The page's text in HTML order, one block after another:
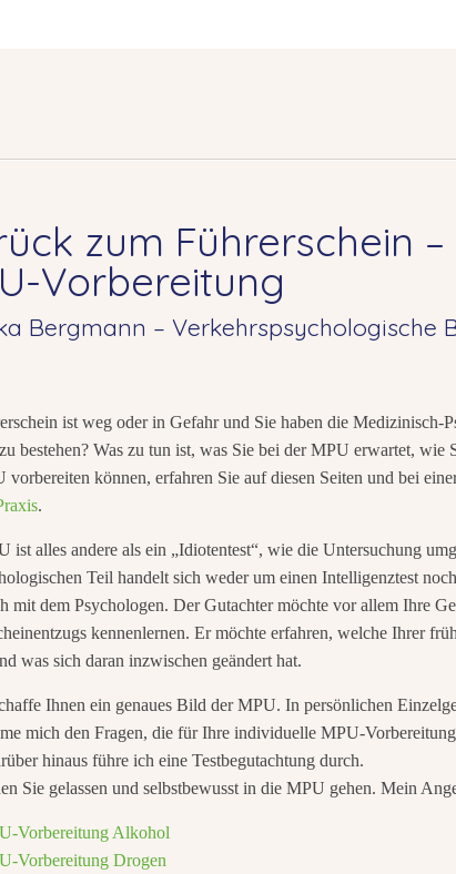
zum Führerschein –
Vorbereitung
Bergmann – Verkehrspsychologische
ist weg oder in Gefahr und Sie haben die Medizinisch-
bestehen? Was zu tun ist, was Sie bei der MPU erwartet,
vorbereiten können, erfahren Sie auf diesen Seiten und bei
.
ist alles andere als ein „Idiotentest“, wie die Untersuchung
Teil handelt sich weder um einen Intelligenztest
mit dem Psychologen. Der Gutachter möchte vor allem Ihre
kennenlernen. Er möchte erfahren, welche Ihrer
was sich daran inzwischen geändert hat.
Ihnen ein genaues Bild der MPU. In persönlichen
mich den Fragen, die für Ihre individuelle MPU-
hinaus führe ich eine Testbegutachtung durch.
Sie gelassen und selbstbewusst in die MPU gehen. Mein
Vorbereitung Alkohol
Vorbereitung Drogen